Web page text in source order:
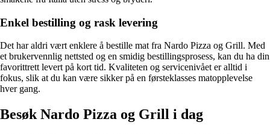
Enkel bestilling og rask levering
Det har aldri vært enklere å bestille mat fra Nardo Pizza og Grill. Med
et brukervennlig nettsted og en smidig bestillingsprosess, kan du ha din
favorittrett levert på kort tid. Kvaliteten og servicenivået er alltid i
fokus, slik at du kan være sikker på en førsteklasses matopplevelse
hver gang.
Besøk Nardo Pizza og Grill i dag